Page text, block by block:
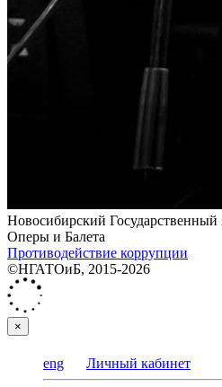
Новосибирский
Оперы и Балета
Противодействие коррупции
©НГАТОиБ, 2015-2026
×
eng Личный кабинет